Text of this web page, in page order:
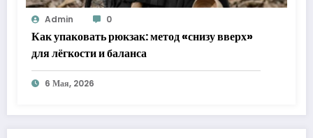
Admin 0
Как упаковать рюкзак: метод «снизу вверх»
для лёгкости и баланса
6 Мая, 2026